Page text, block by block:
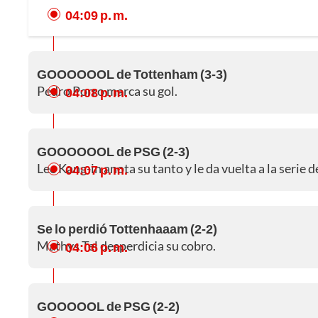
04:09 p. m.
GOOOOOOL de Tottenham (3-3)
Pedro Porro marca su gol.
04:08 p. m.
GOOOOOOL de PSG (2-3)
Lee Kang-in anota su tanto y le da vuelta a la serie
04:07 p. m.
Se lo perdió Tottenhaaam (2-2)
Mathys Tel desperdicia su cobro.
04:06 p. m.
GOOOOOL de PSG (2-2)